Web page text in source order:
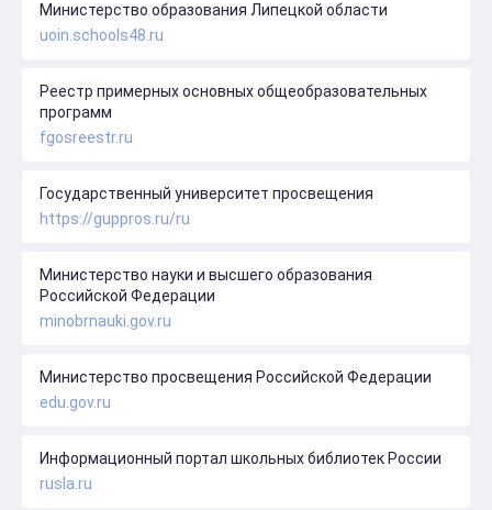
Министерство образования Липецкой области
uoin.schools48.ru
Реестр примерных основных общеобразовательных
программ
fgosreestr.ru
Государственный университет просвещения
https://guppros.ru/ru
Министерство науки и высшего образования
Российской Федерации
minobrnauki.gov.ru
Министерство просвещения Российской Федерации
edu.gov.ru
Информационный портал школьных библиотек России
rusla.ru